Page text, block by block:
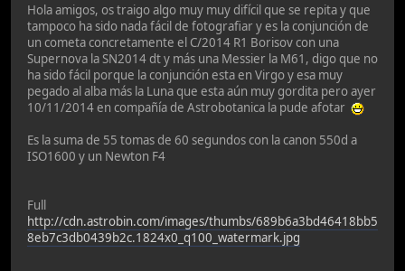
Hola amigos, os traigo algo muy muy difícil que se repita y que
tampoco ha sido nada fácil de fotografiar y es la conjunción de
un cometa concretamente el C/2014 R1 Borisov con una
Supernova la SN2014 dt y más una Messier la M61, digo que no
ha sido fácil porque la conjunción esta en Virgo y esa muy
pegado al alba más la Luna que esta aún muy gordita pero ayer
10/11/2014 en compañía de Astrobotanica la pude afotar
Es la suma de 55 tomas de 60 segundos con la canon 550d a
ISO1600 y un Newton F4
Full
http://cdn.astrobin.com/images/thumbs/689b6a3bd46418bb5
8eb7c3db0439b2c.1824x0_q100_watermark.jpg